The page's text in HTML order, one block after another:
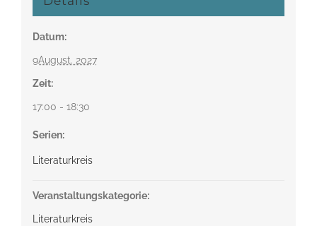
Datum:
9August. 2027
Zeit:
17:00 - 18:30
Serien:
Literaturkreis
Veranstaltungskategorie:
Literaturkreis